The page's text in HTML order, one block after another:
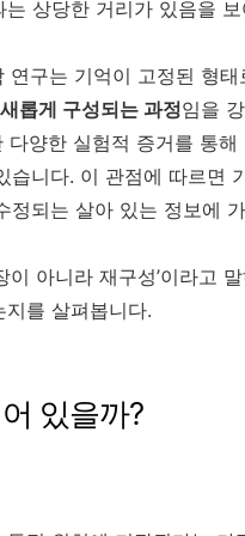
상당한 거리가 있음을
구는 기억이 고정된 형태
롭게 구성되는 과정임을
양한 실험적 증거를 통해
니다. 이 관점에 따르면
되는 살아 있는 정보에
아니라 재구성’이라고
를 살펴봅니다.
있을까?